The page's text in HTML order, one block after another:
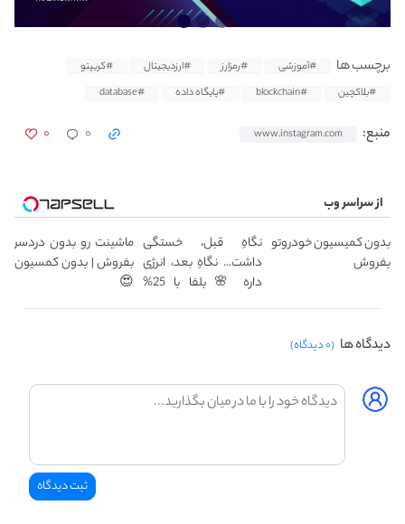
برچسب ها #آموزشی #رمزارز #ارزدیجیتال
#کریپتو
#بلاکچین
#blockchain #پایگاه داده #database
منبع: www.instagram.com ۰ ۰
از سراسر وب
بدون کمیسیون خودروتو
بفروش
نگاهِ قبل، خستگی
داشت... نگاهِ بعد، انرژی
داره 🌸 بلفا با 25%
تخفیف
ماشینت رو بدون دردسر
بفروش | بدون کمسیون
😍
دیدگاه ها (۰ دیدگاه)